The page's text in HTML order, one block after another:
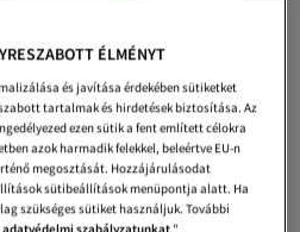
ÉLMÉNYT
és javítása érdekében sütiketket
tartalmak és hirdetések biztosítása. Az
ezen sütik a fent említett célokra
azok harmadik felekkel, beleértve EU-n
megosztását. Hozzájárulásodat
sütibeállítások menüpontja alatt. Ha
szükséges sütiket használjuk. További
adatvédelmi szabályzatunkat."